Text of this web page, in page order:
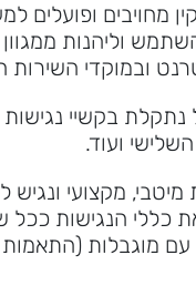
מחויבים ופועלים
וליהנות
ובמוקדי השירות
בקשיי נגישות
ועוד.
מקצועי
כללי הנגישות